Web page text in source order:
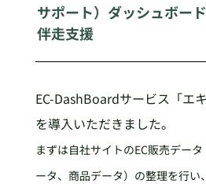
サポート）ダッシュボー
伴走支援
EC-DashBoardサービス「エ
を導入いただきました。
まずは自社サイトのEC販売デー
ータ、商品データ）の整理を行い